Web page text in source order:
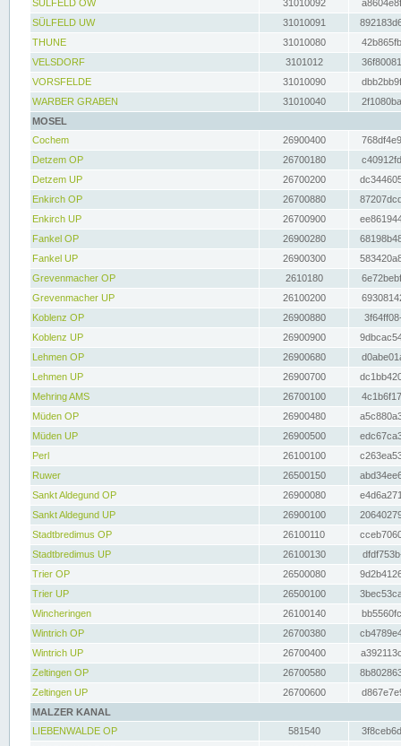
SÜLFELD OW
31010092
SÜLFELD UW
31010091
THUNE
31010080
VELSDORF
3101012
VORSFELDE
31010090
WARBER GRABEN
31010040
MOSEL
Cochem
26900400
Detzem OP
26700180
Detzem UP
26700200
Enkirch OP
26700880
Enkirch UP
26700900
Fankel OP
26900280
Fankel UP
26900300
Grevenmacher OP
2610180
Grevenmacher UP
26100200
Koblenz OP
26900880
Koblenz UP
26900900
Lehmen OP
26900680
Lehmen UP
26900700
Mehring AMS
26700100
Müden OP
26900480
Müden UP
26900500
Perl
26100100
Ruwer
26500150
Sankt Aldegund OP
26900080
Sankt Aldegund UP
26900100
Stadtbredimus OP
26100110
Stadtbredimus UP
26100130
Trier OP
26500080
Trier UP
26500100
Wincheringen
26100140
Wintrich OP
26700380
Wintrich UP
26700400
Zeltingen OP
26700580
Zeltingen UP
26700600
MALZER KANAL
LIEBENWALDE OP
581540